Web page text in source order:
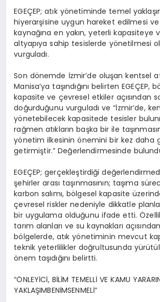
EGEÇEP; atık yönetiminde temel
hiyerarşisine uygun hareket edilmesi ve
kaynağına en yakın, yeterli kapasiteye
altyapıya sahip tesislerde yönetilmesi
vurguladı.
Son dönemde İzmir’de oluşan kentsel
Manisa’ya taşındığını belirtenEGEÇEP,
kapasite ve çevresel etkiler açısından
doğurduğunu vurguladı ve“İzmir’de,
yönetebilecek kapasitede tesisler
rağmen atıkların başka bir ile
yönetim ilkesinin önemini bir kez daha
getirmiştir.” Değerlendirmesinde
EGEÇEP; gerçekleştirdiği
şehirler arası taşınmasının; taşıma
karbon salımı, bölgesel kapasite
çevresel riskler nedeniyle dikkatle
bir uygulama olduğunu ifade etti.
tarım alanları ve su kaynakları
bölgelerde, atık yönetiminin mevcut
teknik yeterlilikler doğrultusunda
önem taşıdığını belirtti.
“ÖNLEYİCİ, BİLİM TEMELLİ VE KAMU
YAKLAŞIMBENİMSENMELİ”